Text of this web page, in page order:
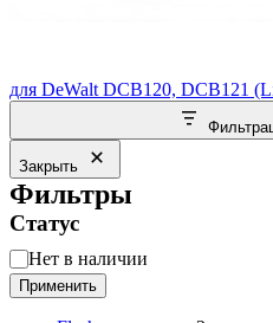
для DeWalt DCB120, DCB121
Закрыть
Фильтры
Статус
Статус
Нет в наличии
Применить